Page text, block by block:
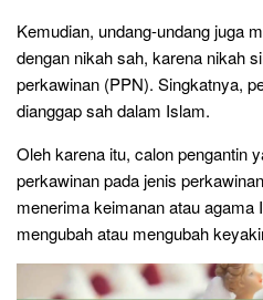
Kemudian, undang-undang juga
dengan nikah sah, karena nikah
perkawinan (PPN). Singkatnya,
dianggap sah dalam Islam.
Oleh karena itu, calon pengantin
perkawinan pada jenis
menerima keimanan atau
mengubah atau mengubah